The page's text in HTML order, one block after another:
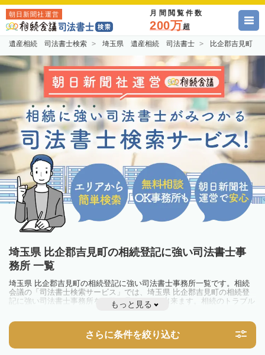
朝日新聞社運営 月間閲覧件数
200万超
遺産相続 司法書士検索 埼玉県 遺産相続 司法書士 比企郡吉見町
埼玉県 比企郡吉見町の相続登記に強い司法書士事
務所 一覧
埼玉県 比企郡吉見町の相続登記に強い司法書士事務所一覧です。相続
会議の「司法書士検索サービス」では、埼玉県 比企郡吉見町の相続登
記に強い司法書士事務所を一覧で見ることが出来ます。相続のトラブル
やお悩みを抱えている方は一度近隣の司法書士に相談してみましょう。
不動産を相続した場合、相続を知った日から3年以内に登記しないと、
10万円以下の過料が科せられるため、速やかな手続きが必要です。義務
化前の相続も対象となるため注意しましょう。
もっと見る
さらに条件を絞り込む